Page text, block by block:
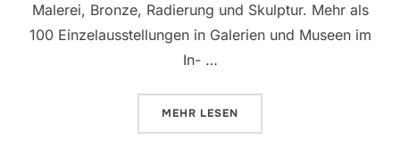
Malerei, Bronze, Radierung und Skulptur. Mehr als
100 Einzelausstellungen in Galerien und Museen im
In- …
MEHR ÜBER „DAS WERK DER WOCHE
LESEN